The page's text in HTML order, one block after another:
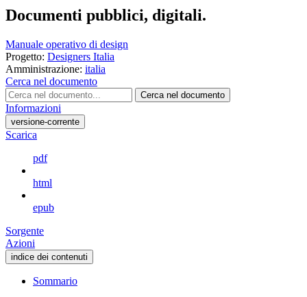
Documenti pubblici, digitali.
Manuale operativo di design
Progetto: Designers Italia
Amministrazione: italia
Cerca nel documento
Cerca nel documento
Informazioni
versione-corrente
Scarica
pdf
html
epub
Sorgente
Azioni
indice dei contenuti
Sommario